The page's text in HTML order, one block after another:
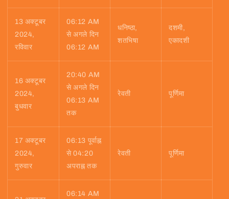
13 अक्टूबर
2024,
रविवार
06:12 AM
से अगले दिन
06:12 AM
धनिष्ठा,
शतभिषा
दशमी,
एकादशी
16 अक्टूबर
2024,
बुधवार
20:40 AM
से अगले दिन
06:13 AM
तक
रेवती पूर्णिमा
17 अक्टूबर
2024,
गुरुवार
06:13 पूर्वाह्न
से 04:20
अपराह्न तक
रेवती पूर्णिमा
06:14 AM